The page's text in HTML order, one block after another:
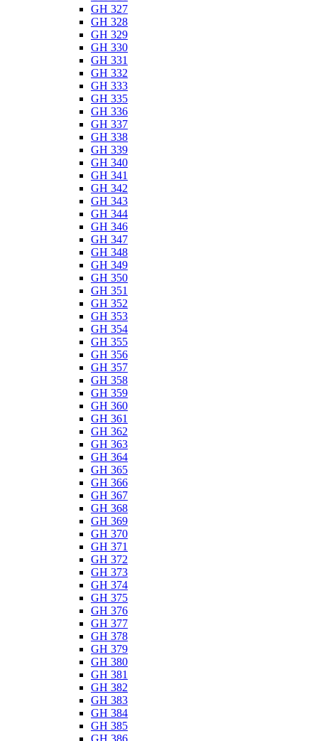
GH 327
GH 328
GH 329
GH 330
GH 331
GH 332
GH 333
GH 335
GH 336
GH 337
GH 338
GH 339
GH 340
GH 341
GH 342
GH 343
GH 344
GH 346
GH 347
GH 348
GH 349
GH 350
GH 351
GH 352
GH 353
GH 354
GH 355
GH 356
GH 357
GH 358
GH 359
GH 360
GH 361
GH 362
GH 363
GH 364
GH 365
GH 366
GH 367
GH 368
GH 369
GH 370
GH 371
GH 372
GH 373
GH 374
GH 375
GH 376
GH 377
GH 378
GH 379
GH 380
GH 381
GH 382
GH 383
GH 384
GH 385
GH 386